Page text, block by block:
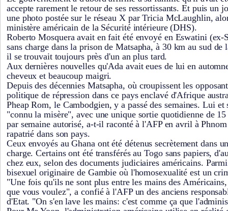
accepte rarement le retour de ses ressortissants. Et puis un
une photo postée sur le réseau X par Tricia McLaughlin,
ministère américain de la Sécurité intérieure (DHS).
Roberto Mosquera avait en fait été envoyé en Eswatini (ex-
sans charge dans la prison de Matsapha, à 30 km au sud de
il se trouvait toujours près d'un an plus tard.
Aux dernières nouvelles qu'Ada avait eues de lui en
cheveux et beaucoup maigri.
Depuis des décennies Matsapha, où croupissent les
politique de répression dans ce pays enclavé d'Afrique
Pheap Rom, le Cambodgien, y a passé des semaines. Lui et
"connu la misère", avec une unique sortie quotidienne de
par semaine autorisé, a-t-il raconté à l'AFP en avril à
rapatrié dans son pays.
Ceux envoyés au Ghana ont été détenus secrètement dans
charge. Certains ont été transférés au Togo sans papiers,
chez eux, selon des documents judiciaires américains.
bisexuel originaire de Gambie où l'homosexualité est un
"Une fois qu'ils ne sont plus entre les mains des
que vous voulez", a confié à l'AFP un des anciens
d'Etat. "On s'en lave les mains: c'est comme ça que